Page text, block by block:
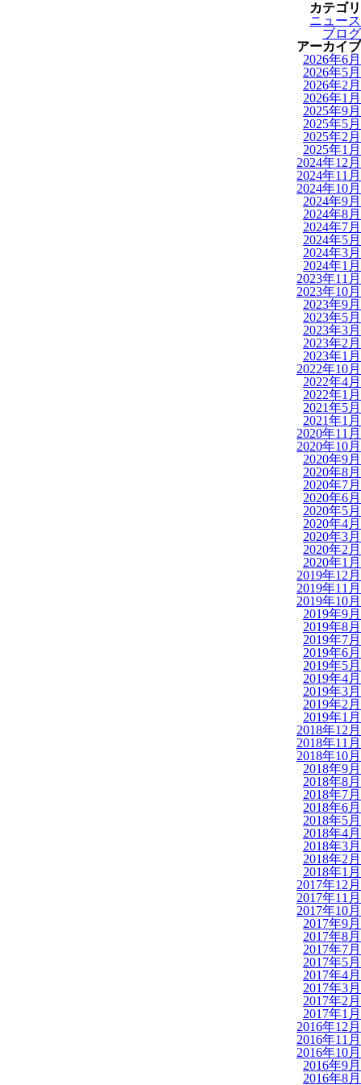
カテゴリ
ニュース
ブログ
アーカイブ
2026年6月
2026年5月
2026年2月
2026年1月
2025年9月
2025年5月
2025年2月
2025年1月
2024年12月
2024年11月
2024年10月
2024年9月
2024年8月
2024年7月
2024年5月
2024年3月
2024年1月
2023年11月
2023年10月
2023年9月
2023年5月
2023年3月
2023年2月
2023年1月
2022年10月
2022年4月
2022年1月
2021年5月
2021年1月
2020年11月
2020年10月
2020年9月
2020年8月
2020年7月
2020年6月
2020年5月
2020年4月
2020年3月
2020年2月
2020年1月
2019年12月
2019年11月
2019年10月
2019年9月
2019年8月
2019年7月
2019年6月
2019年5月
2019年4月
2019年3月
2019年2月
2019年1月
2018年12月
2018年11月
2018年10月
2018年9月
2018年8月
2018年7月
2018年6月
2018年5月
2018年4月
2018年3月
2018年2月
2018年1月
2017年12月
2017年11月
2017年10月
2017年9月
2017年8月
2017年7月
2017年5月
2017年4月
2017年3月
2017年2月
2017年1月
2016年12月
2016年11月
2016年10月
2016年9月
2016年8月